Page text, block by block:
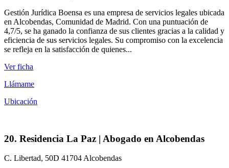
Gestión Jurídica Boensa es una empresa de servicios legales ubicada
en Alcobendas, Comunidad de Madrid. Con una puntuación de
4,7/5, se ha ganado la confianza de sus clientes gracias a la calidad y
eficiencia de sus servicios legales. Su compromiso con la excelencia
se refleja en la satisfacción de quienes...
Ver ficha
Llámame
Ubicación
20. Residencia La Paz | Abogado en Alcobendas
C. Libertad, 50D 41704 Alcobendas